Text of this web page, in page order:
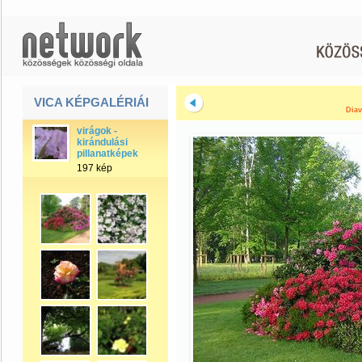
VICA KÉPGALÉRIÁI
virágok -
kirándulási
pillanatképek
197 kép